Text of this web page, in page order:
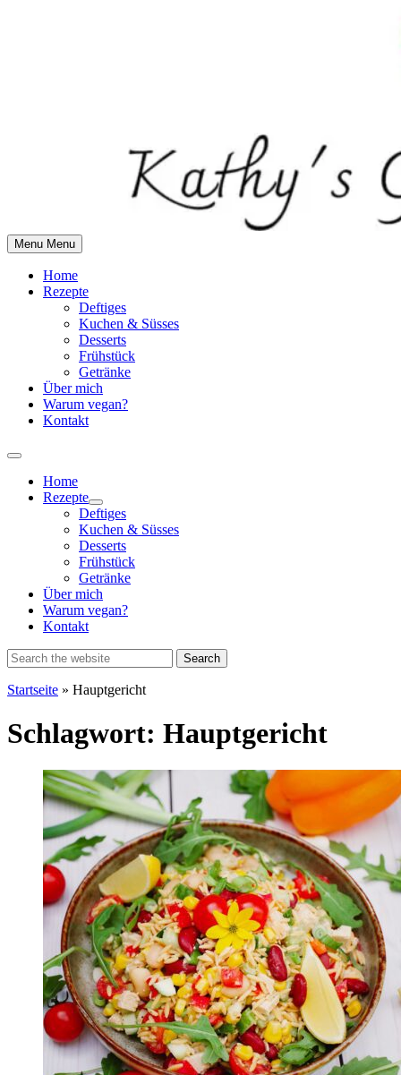
Menu Menu
Home
Rezepte
Deftiges
Kuchen & Süsses
Desserts
Frühstück
Getränke
Über mich
Warum vegan?
Kontakt
Home
Rezepte
Show
sub
menu
Deftiges
Kuchen & Süsses
Desserts
Frühstück
Getränke
Über mich
Warum vegan?
Kontakt
Startseite » Hauptgericht
Schlagwort: Hauptgericht